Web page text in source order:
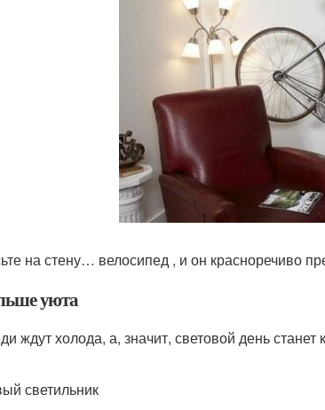
на стену… велосипед , и он красноречиво
уюта
ждут холода, а, значит, световой день
светильник